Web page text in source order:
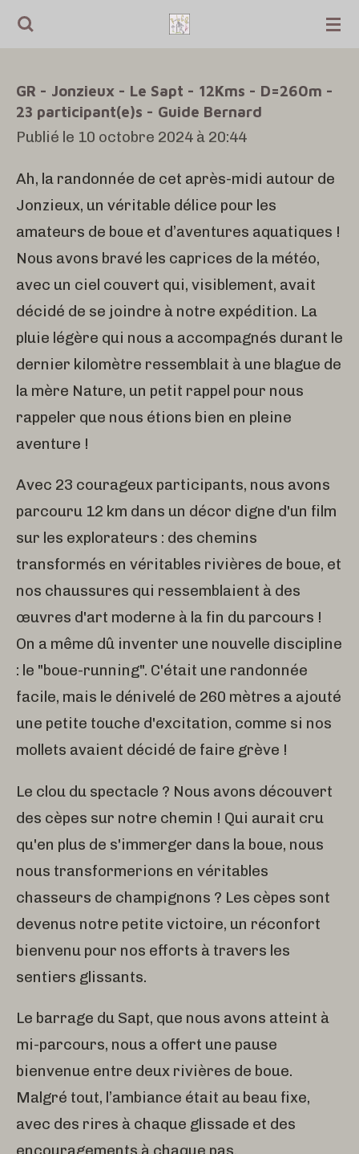
Passer
principal
GR - Jonzieux - Le Sapt - 12Kms - D=260m -
23 participant(e)s - Guide Bernard
Publié le 10 octobre 2024 à 20:44
Ah, la randonnée de cet après-midi autour de
Jonzieux, un véritable délice pour les
amateurs de boue et d’aventures aquatiques !
Nous avons bravé les caprices de la météo,
avec un ciel couvert qui, visiblement, avait
décidé de se joindre à notre expédition. La
pluie légère qui nous a accompagnés durant le
dernier kilomètre ressemblait à une blague de
la mère Nature, un petit rappel pour nous
rappeler que nous étions bien en pleine
aventure !
Avec 23 courageux participants, nous avons
parcouru 12 km dans un décor digne d'un film
sur les explorateurs : des chemins
transformés en véritables rivières de boue, et
nos chaussures qui ressemblaient à des
œuvres d'art moderne à la fin du parcours !
On a même dû inventer une nouvelle discipline
: le "boue-running". C'était une randonnée
facile, mais le dénivelé de 260 mètres a ajouté
une petite touche d'excitation, comme si nos
mollets avaient décidé de faire grève !
Le clou du spectacle ? Nous avons découvert
des cèpes sur notre chemin ! Qui aurait cru
qu'en plus de s'immerger dans la boue, nous
nous transformerions en véritables
chasseurs de champignons ? Les cèpes sont
devenus notre petite victoire, un réconfort
bienvenu pour nos efforts à travers les
sentiers glissants.
Le barrage du Sapt, que nous avons atteint à
mi-parcours, nous a offert une pause
bienvenue entre deux rivières de boue.
Malgré tout, l’ambiance était au beau fixe,
avec des rires à chaque glissade et des